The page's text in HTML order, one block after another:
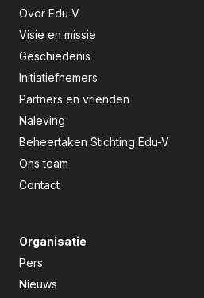
Over Edu-V
Visie en missie
Geschiedenis
Initiatiefnemers
Partners en vrienden
Naleving
Beheertaken Stichting Edu-V
Ons team
Contact
Organisatie
Pers
Nieuws